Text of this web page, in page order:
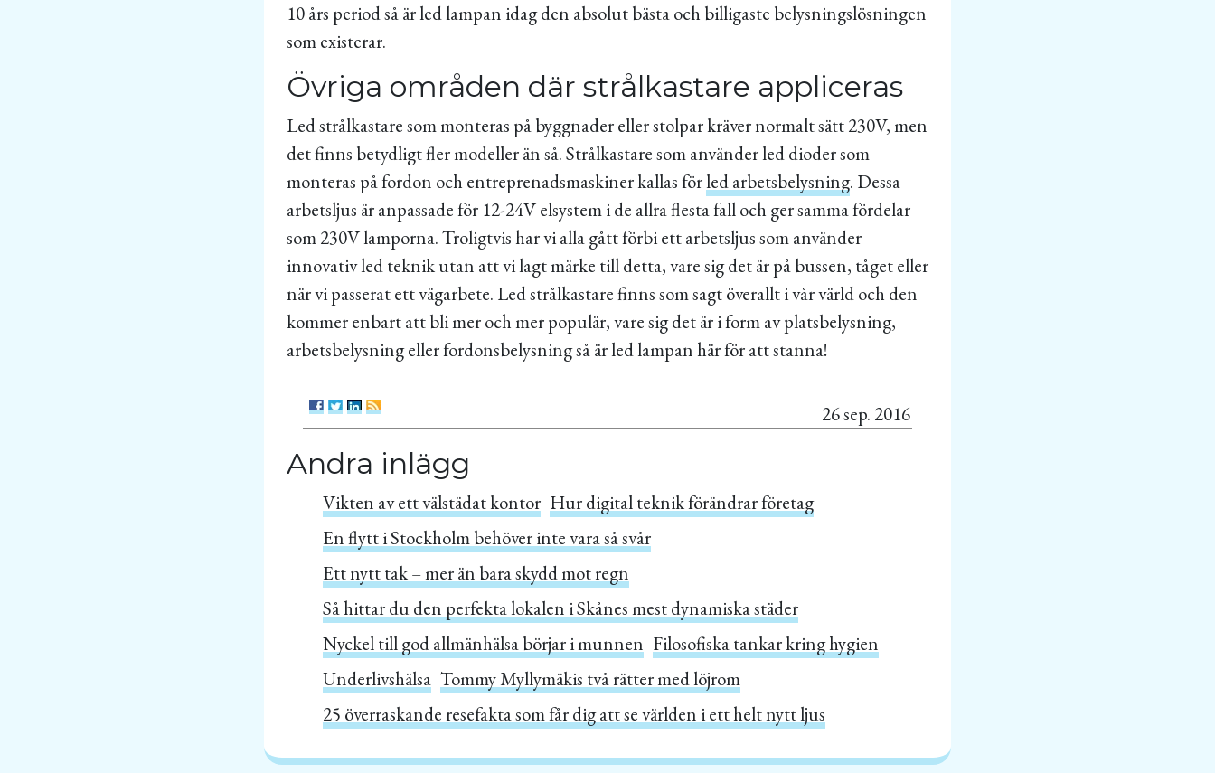
10 års period så är led lampan idag den absolut bästa och billigaste belysningslösningen
som existerar.
Övriga områden där strålkastare appliceras
Led strålkastare som monteras på byggnader eller stolpar kräver normalt sätt 230V, men
det finns betydligt fler modeller än så. Strålkastare som använder led dioder som
monteras på fordon och entreprenadsmaskiner kallas förled arbetsbelysning. Dessa
arbetsljus är anpassade för 12-24V elsystem i de allra flesta fall och ger samma fördelar
som 230V lamporna. Troligtvis har vi alla gått förbi ett arbetsljus som använder
innovativ led teknik utan att vi lagt märke till detta, vare sig det är på bussen, tåget eller
när vi passerat ett vägarbete. Led strålkastare finns som sagt överallt i vår värld och den
kommer enbart att bli mer och mer populär, vare sig det är i form av platsbelysning,
arbetsbelysning eller fordonsbelysning så är led lampan här för att stanna!
26 sep. 2016
Andra inlägg
Vikten av ett välstädat kontor Hur digital teknik förändrar företag
En flytt i Stockholm behöver inte vara så svår
Ett nytt tak – mer än bara skydd mot regn
Så hittar du den perfekta lokalen i Skånes mest dynamiska städer
Nyckel till god allmänhälsa börjar i munnen Filosofiska tankar kring hygien
Underlivshälsa Tommy Myllymäkis två rätter med löjrom
25 överraskande resefakta som får dig att se världen i ett helt nytt ljus